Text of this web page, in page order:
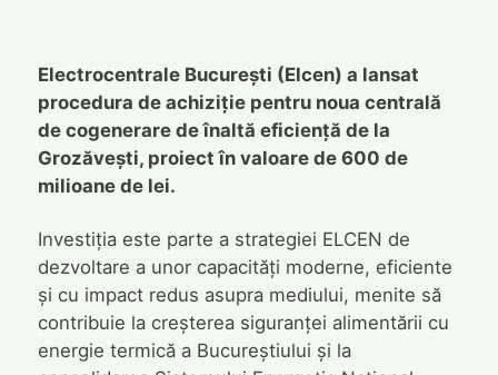
Electrocentrale București (Elcen) a lansat
procedura de achiziție pentru noua centrală
de cogenerare de înaltă eficiență de la
Grozăvești, proiect în valoare de 600 de
milioane de lei.
Investiția este parte a strategiei ELCEN de
dezvoltare a unor capacități moderne, eficiente
și cu impact redus asupra mediului, menite să
contribuie la creșterea siguranței alimentării cu
energie termică a Bucureștiului și la